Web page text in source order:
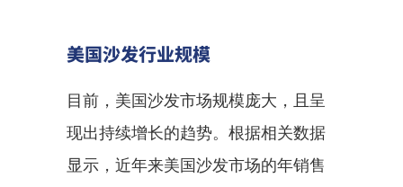
美国沙发行业规模
目前，美国沙发市场规模庞大，且呈
现出持续增长的趋势。根据相关数据
显示，近年来美国沙发市场的年销售